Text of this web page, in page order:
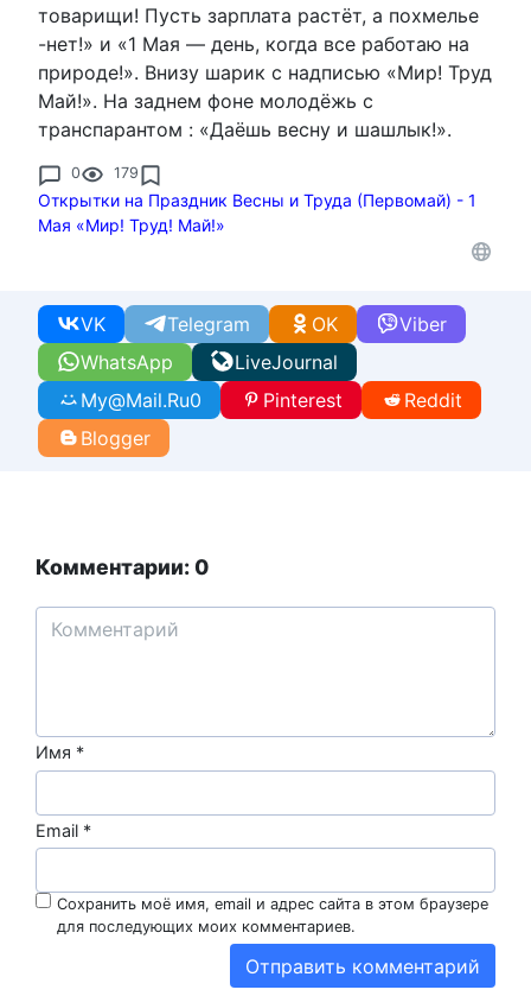
товарищи! Пусть зарплата растёт, а похмелье
-нет!» и «1 Мая — день, когда все работаю на
природе!». Внизу шарик с надписью «Мир! Труд
Май!». На заднем фоне молодёжь с
транспарантом : «Даёшь весну и шашлык!».
0 179
Открытки на Праздник Весны и Труда (Первомай) - 1
Мая «Мир! Труд! Май!»
WhatsApp
VK Telegram Viber
OK
LiveJournal
My@Mail.Ru0 Pinterest
Reddit
Blogger
Комментарии: 0
Имя *
Email *
Сохранить моё имя, email и адрес сайта в этом браузере
для последующих моих комментариев.